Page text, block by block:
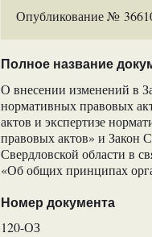
Опубликование №
Полное название
О внесении изменений в
нормативных правовых
актов и экспертизе
правовых актов» и Закон
Свердловской области в
«Об общих принципах
Номер документа
120-ОЗ